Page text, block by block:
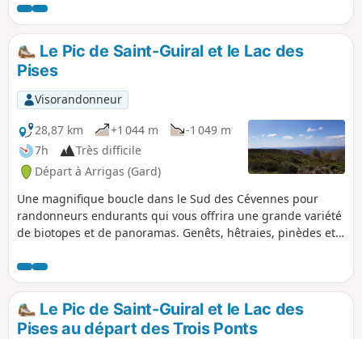
la soie y a laissé quelques traces : anciennes filatures et
moulins. Après une agréable balade le long de l'Arre où les
truites abondent, les choses sérieuses commencent avec la
montée sur le Causse de Blandas. Une fois là-haut,
changement radical de décor.
Le Pic de Saint-Guiral et le Lac des
Pises
Visorandonneur
28,87 km
+1 044 m
-1 049 m
7h
Très difficile
Départ à Arrigas (Gard)
Une magnifique boucle dans le Sud des Cévennes pour
randonneurs endurants qui vous offrira une grande variété
de biotopes et de panoramas. Genêts, hêtraies, pinèdes et
ruisseaux et de lacs. À découvrir le Pic Saint-Guiral, ce
rocher en pyramide posé sur la pelouse ainsi que le Lac des
Pises et son observatoire astronomique. Il n'y a pas de
difficulté particulière sur cet itinéraire hormis sa durée.
Le Pic de Saint-Guiral et le Lac des
Pises au départ des Trois Ponts